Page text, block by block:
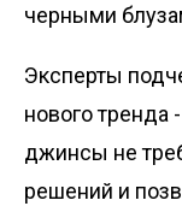
черными
Эксперты
нового тренда
джинсы не
решений и